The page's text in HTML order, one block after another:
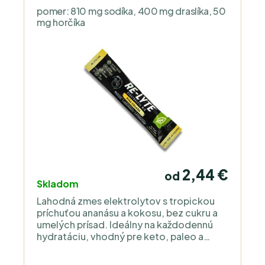
minerály stráca rýchlejšie. V tehotenstve
a počas dojčenia je vhodné dávkovanie
prispôsobiť individuálnym potrebám. U
individuálnom zvážení, najmä pri zvýšenej
strate tekutín.
pomer: 810 mg sodíka, 400 mg draslíka, 50
mg horčíka
Skladom
od 2,44 €
Lahodná zmes elektrolytov s tropickou
príchuťou ananásu a kokosu, bez cukru a
umelých prísad. Ideálny na každodennú
hydratáciu, vhodný pre keto, paleo a